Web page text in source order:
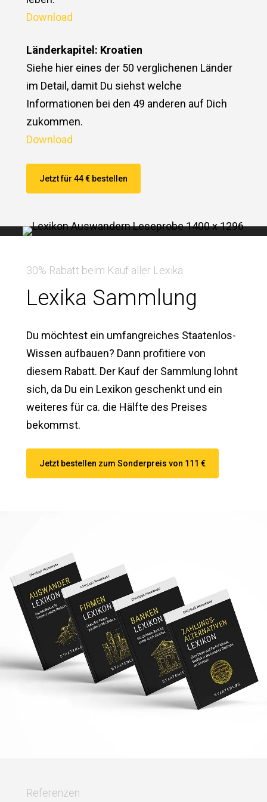
Download
Länderkapitel: Kroatien
Siehe hier eines der 50 verglichenen Länder
im Detail, damit Du siehst welche
Informationen bei den 49 anderen auf Dich
zukommen.
Download
Jetzt für 44 € bestellen
30% Rabatt beim Kauf aller Lexika
Lexika Sammlung
Du möchtest ein umfangreiches Staatenlos-
Wissen aufbauen? Dann profitiere von
diesem Rabatt. Der Kauf der Sammlung lohnt
sich, da Du ein Lexikon geschenkt und ein
weiteres für ca. die Hälfte des Preises
bekommst.
Jetzt bestellen zum Sonderpreis von 111 €
Referenzen